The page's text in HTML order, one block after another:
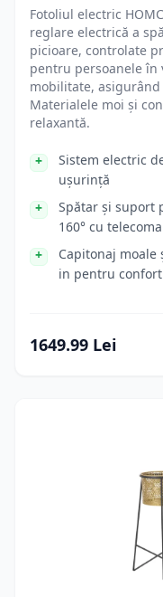
Fotoliul electric
reglare electrică a
picioare, controlate
pentru persoanele în
mobilitate,
Materialele moi și
relaxantă.
Sistem electric
ușurință
Spătar și suport
160° cu
Capitonaj
in pentru
1649.99 Lei